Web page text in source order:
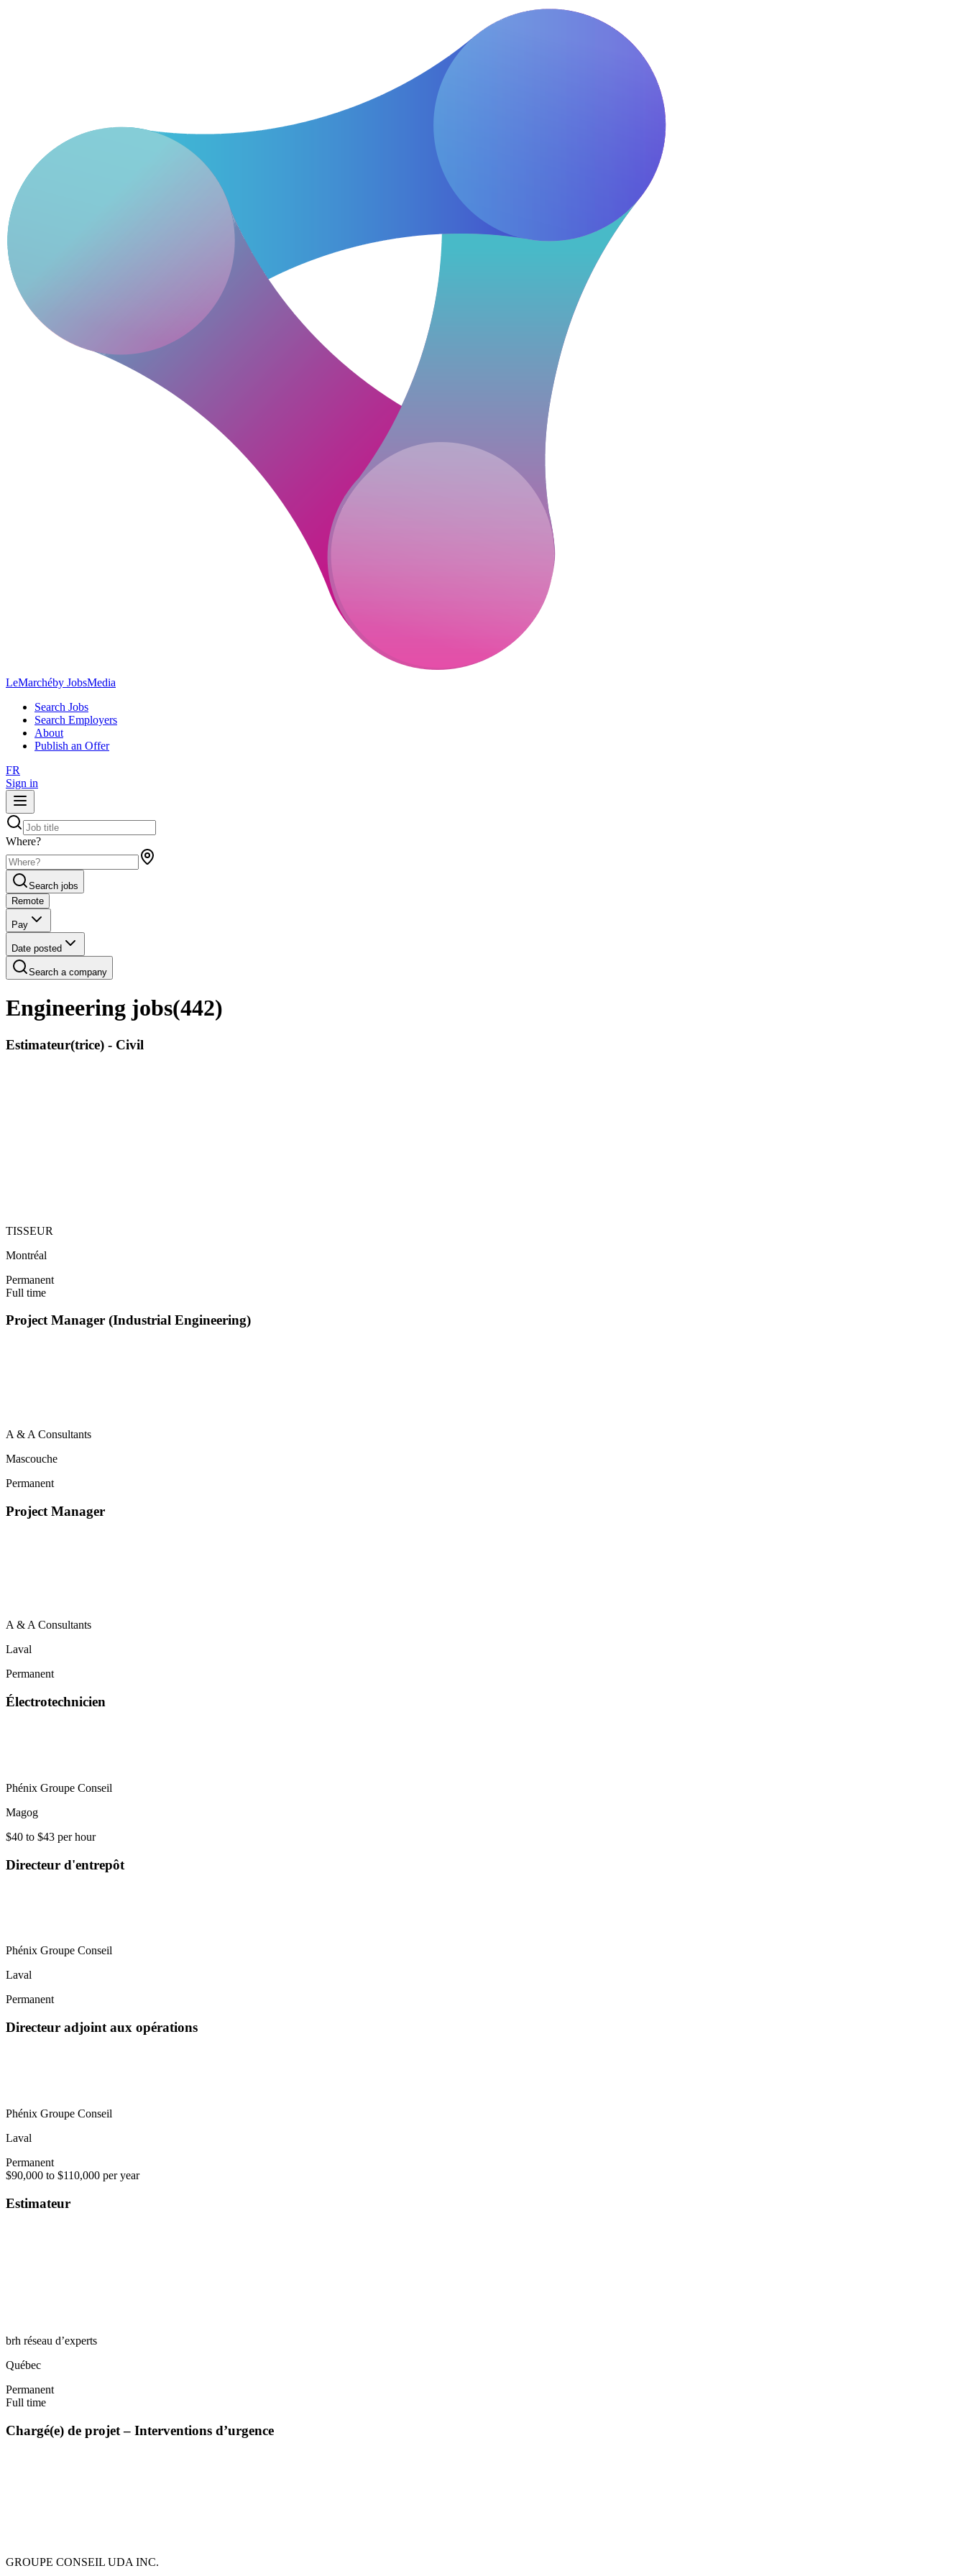
LeMarchéby JobsMedia
Search Jobs
Search Employers
About
Publish an Offer
FR
Sign in
Where?
Search jobs
Remote
Pay
Date posted
Search a company
Engineering jobs(442)
Estimateur(trice) - Civil
TISSEUR
Montréal
Permanent
Full time
Project Manager (Industrial Engineering)
A & A Consultants
Mascouche
Permanent
Project Manager
A & A Consultants
Laval
Permanent
Électrotechnicien
Phénix Groupe Conseil
Magog
$40 to $43 per hour
Directeur d'entrepôt
Phénix Groupe Conseil
Laval
Permanent
Directeur adjoint aux opérations
Phénix Groupe Conseil
Laval
Permanent
$90,000 to $110,000 per year
Estimateur
brh réseau d’experts
Québec
Permanent
Full time
Chargé(e) de projet – Interventions d’urgence
GROUPE CONSEIL UDA INC.